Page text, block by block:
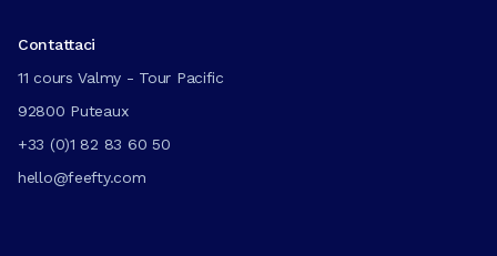
Contattaci
11 cours Valmy - Tour Pacific
92800 Puteaux
+33 (0)1 82 83 60 50
hello@feefty.com